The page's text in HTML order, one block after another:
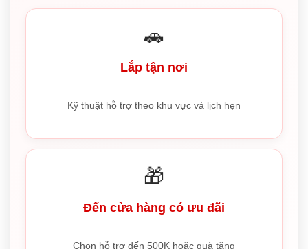
🚗
Lắp tận nơi
Kỹ thuật hỗ trợ theo khu vực và lịch hẹn
🎁
Đến cửa hàng có ưu đãi
Chọn hỗ trợ đến 500K hoặc quà tặng